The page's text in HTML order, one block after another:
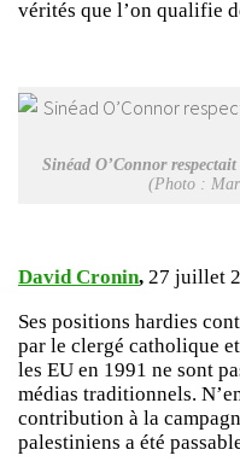
vérités que l’on qualifie
Sinéad O’Connor
(Photo :
David Cronin, 27 juillet
Ses positions hardies
par le clergé catholique
les EU en 1991 ne sont
médias traditionnels.
contribution à la
palestiniens a été